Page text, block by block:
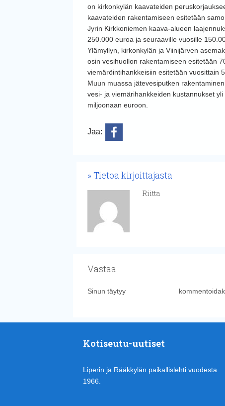
on kirkonkylän kaavateiden
kaavateiden rakentamiseen esitetään
Jyrin Kirkkoniemen kaava-alueen
250.000 euroa ja seuraaville vuosille
Ylämyllyn, kirkonkylän ja Viinijärven
osin vesihuollon rakentamiseen esitetään
viemäröintihankkeisiin esitetään vuosittain
Muun muassa jätevesiputken
vesi- ja viemärihankkeiden kustannukset
miljoonaan euroon.
Jaa:
Tietoa kirjoittajasta
Riitta
Vastaa
Sinun täytyy
Kotiseutu-uutiset
Liperin ja Rääkkylän paikallislehti vuodesta
1966.